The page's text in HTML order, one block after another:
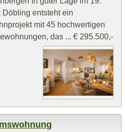
entsteht ein
mit 45 hochwertigen
das ... € 295.500,-